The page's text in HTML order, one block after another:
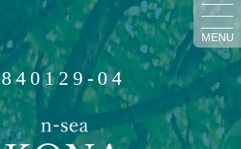
MENU
840129-04